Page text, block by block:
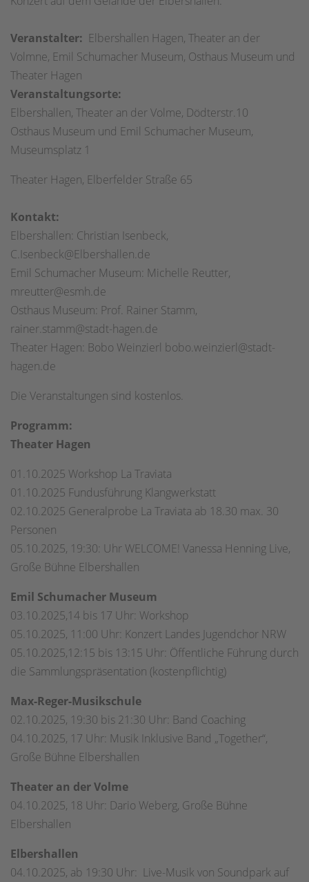
Veranstalter: Elbershallen Hagen, Theater an der
Volmne, Emil Schumacher Museum, Osthaus Museum und
Theater Hagen
Veranstaltungsorte:
Elbershallen, Theater an der Volme, Dödterstr.10
Osthaus Museum und Emil Schumacher Museum,
Museumsplatz 1
Theater Hagen, Elberfelder Straße 65
Kontakt:
Elbershallen: Christian Isenbeck,
C.Isenbeck@Elbershallen.de
Emil Schumacher Museum: Michelle Reutter,
mreutter@esmh.de
Osthaus Museum: Prof. Rainer Stamm,
rainer.stamm@stadt-hagen.de
Theater Hagen: Bobo Weinzierl bobo.weinzierl@stadt-
hagen.de
Die Veranstaltungen sind kostenlos.
Programm:
Theater Hagen
01.10.2025 Workshop La Traviata
01.10.2025 Fundusführung Klangwerkstatt
02.10.2025 Generalprobe La Traviata ab 18.30 max. 30
Personen
05.10.2025, 19:30: Uhr WELCOME! Vanessa Henning Live,
Große Bühne Elbershallen
Emil Schumacher Museum
03.10.2025,14 bis 17 Uhr: Workshop
05.10.2025, 11:00 Uhr: Konzert Landes Jugendchor NRW
05.10.2025,12:15 bis 13:15 Uhr: Öffentliche Führung durch
die Sammlungspräsentation (kostenpflichtig)
Max-Reger-Musikschule
02.10.2025, 19:30 bis 21:30 Uhr: Band Coaching
04.10.2025, 17 Uhr: Musik Inklusive Band „Together“,
Große Bühne Elbershallen
Theater an der Volme
04.10.2025, 18 Uhr: Dario Weberg, Große Bühne
Elbershallen
Elbershallen
04.10.2025, ab 19:30 Uhr: Live-Musik von Soundpark auf